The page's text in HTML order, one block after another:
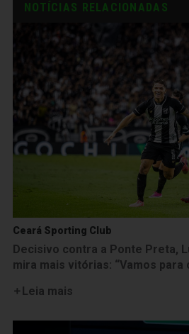
NOTÍCIAS RELACIONADAS
Ceará Sporting Club
Decisivo contra a Ponte Preta,
mira mais vitórias: “Vamos para
Leia mais